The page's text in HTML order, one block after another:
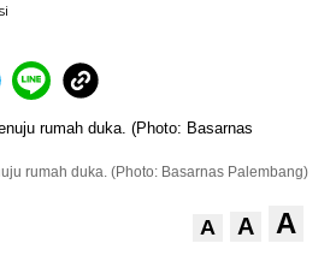
rumah duka. (Photo: Basarnas Palembang)
A A A